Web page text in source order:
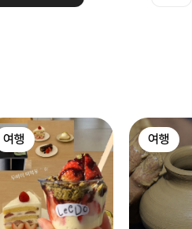
여행 여행